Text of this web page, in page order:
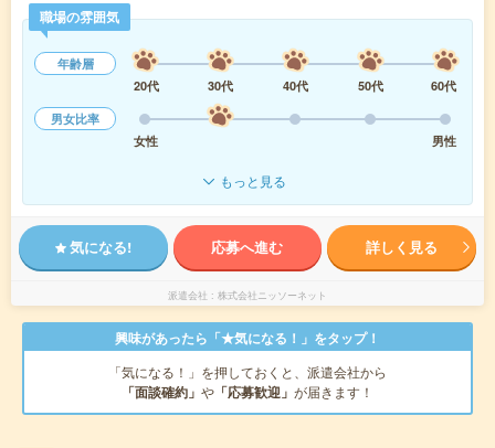
職場の雰囲気
年齢層
20代
30代 40代 50代
60代
男女比率
女性
男性
もっと見る
気になる! 応募へ進む 詳しく見る
派遣会社 株式会社ニッソーネット
興味があったら「★気になる！」をタップ！
「気になる！」を押しておくと、派遣会社から
「面談確約」 や 「応募歓迎」 が届きます！